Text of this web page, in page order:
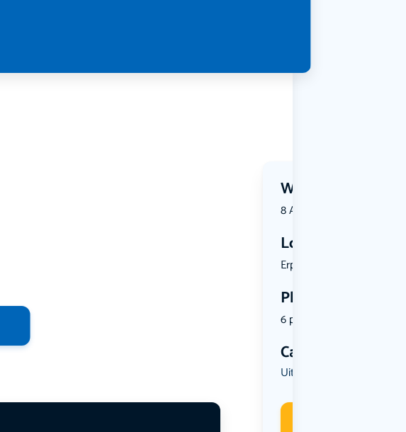
Wanneer?
8 August 2026 | 19:15
Locatie
Erpseweg 1...
Plekken
6 plekken beschikbaar
Categorie
Uit eten